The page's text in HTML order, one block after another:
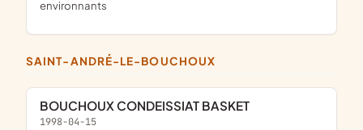
environnants
SAINT-ANDRÉ-LE-BOUCHOUX
BOUCHOUX CONDEISSIAT BASKET
1998-04-15